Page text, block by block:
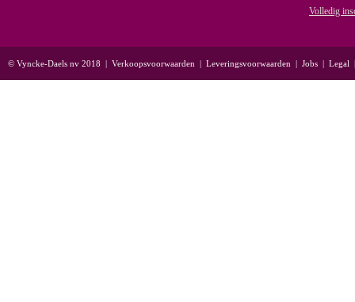
Volledig
© Vyncke-Daels nv 2018 | Verkoopsvoorwaarden | Leveringsvoorwaarden | Jobs | Legal